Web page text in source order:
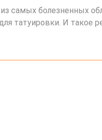
самых болезненных
татуировки. И такое